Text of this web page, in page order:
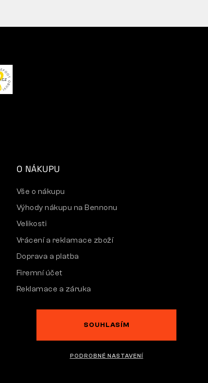
O NÁKUPU
Vše o nákupu
Výhody nákupu na Bennonu
Velikosti
Vrácení a reklamace zboží
Doprava a platba
Firemní účet
Reklamace a záruka
SOUHLASÍM
PODROBNÉ NASTAVENÍ